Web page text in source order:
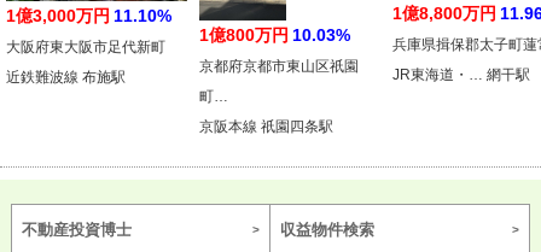
1億3,000万円 11.10%
大阪府東大阪市足代新町
近鉄難波線 布施駅
1億800万円 10.03%
京都府京都市東山区祇園
町…
京阪本線 祇園四条駅
1億8,800万円
兵庫県揖保郡太子町蓮
JR東海道・… 網干駅
不動産投資博士 収益物件検索